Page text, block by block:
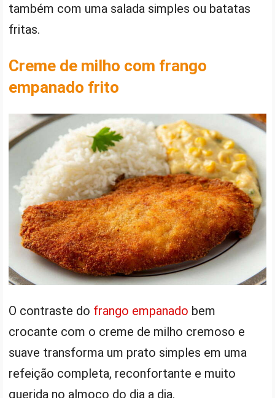
também com uma salada simples ou batatas
fritas.
Creme de milho com frango
empanado frito
O contraste do frango empanado bem
crocante com o creme de milho cremoso e
suave transforma um prato simples em uma
refeição completa, reconfortante e muito
querida no almoço do dia a dia.